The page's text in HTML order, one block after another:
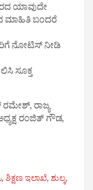
ಯಾವುದೇ
ಮಾಹಿತಿ ಬಂದರೆ
ನೋಟಿಸ್ ನೀಡಿ
ಸೂಕ್ತ
ರಾಜ್ಯ
ರಂಜಿತ್ ಗೌಡ,
,ಶಿಕ್ಷಣ ಇಲಾಖೆ,ಶುಲ್ಕ,